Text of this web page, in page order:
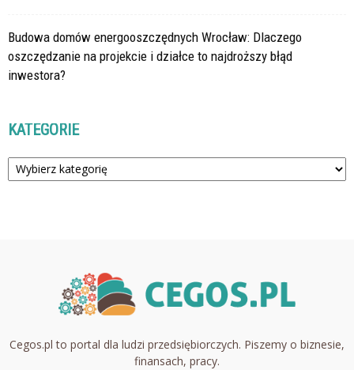
Budowa domów energooszczędnych Wrocław: Dlaczego
oszczędzanie na projekcie i działce to najdroższy błąd
inwestora?
KATEGORIE
Kategorie
Cegos.pl to portal dla ludzi przedsiębiorczych. Piszemy o biznesie,
finansach, pracy.